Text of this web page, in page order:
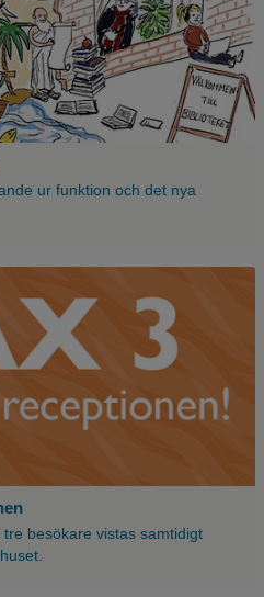
ur funktion och det nya
besökare vistas samtidigt